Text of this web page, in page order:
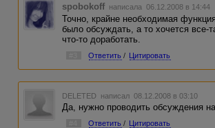
spobokoff написала 06.12.2008 в 14:44
Точно, крайне необходимая
было обсуждать, а то хочется все-
что-то доработать.
Ответить / Цитировать
DELETED написал 08.12.2008 в 03:10
Да, нужно проводить обсуждения
Ответить / Цитировать